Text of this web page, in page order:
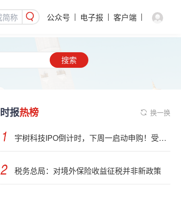
公众号 电子报 客户端
搜索
时报热榜 换一换
宇树科技IPO倒计时，下周一启动申购！受益股曝光
税务总局：对境外保险收益征税并非新政策